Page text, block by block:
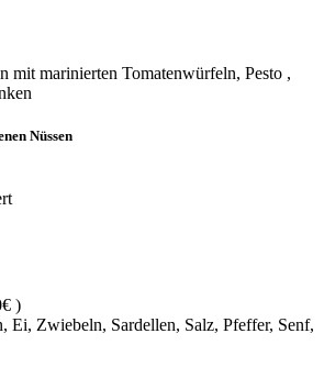
mit marinierten Tomatenwürfeln, Pesto ,
Nüssen
)
Ei, Zwiebeln, Sardellen, Salz, Pfeffer, Senf,